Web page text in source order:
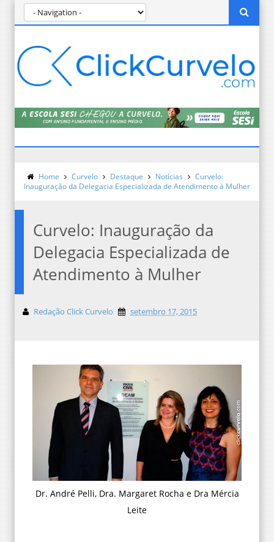
Home Curvelo Destaque Notícias
Curvelo:
Inauguração da Delegacia Especializada de Atendimento à Mulher
Curvelo: Inauguração da
Delegacia Especializada de
Atendimento à Mulher
Redação Click Curvelo setembro 17, 2015
Dr. André Pelli, Dra. Margaret Rocha e Dra Mércia
Leite